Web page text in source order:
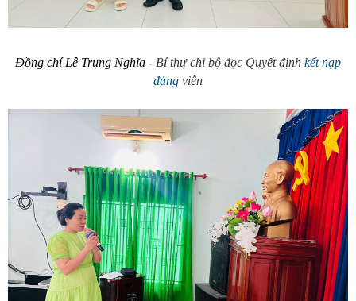
Đồng chí Lê Trung Nghĩa - Bí thư chi bộ đọc Quyết định kết nạp
đảng viên